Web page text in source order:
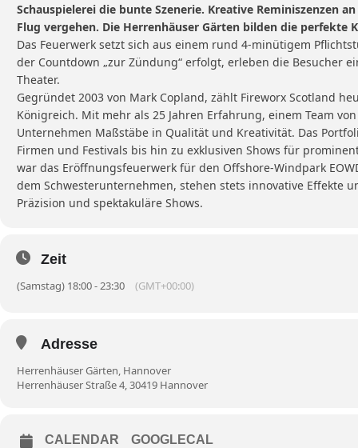
Schauspielerei die bunte Szenerie. Kreative Reminiszenzen
Flug vergehen. Die Herrenhäuser Gärten bilden die perfekte
Das Feuerwerk setzt sich aus einem rund 4-minütigem
der Countdown „zur Zündung“ erfolgt, erleben die Besucher
Theater.
Gegründet 2003 von Mark Copland, zählt Fireworx Scotland
Königreich. Mit mehr als 25 Jahren Erfahrung, einem Team
Unternehmen Maßstäbe in Qualität und Kreativität. Das
Firmen und Festivals bis hin zu exklusiven Shows für
war das Eröffnungsfeuerwerk für den Offshore-Windpark
dem Schwesterunternehmen, stehen stets innovative Effekte
Präzision und spektakuläre Shows.
Zeit
(Samstag) 18:00 - 23:30 (GMT+00:00)
Adresse
Herrenhäuser Gärten, Hannover
Herrenhäuser Straße 4, 30419 Hannover
CALENDAR GOOGLECAL